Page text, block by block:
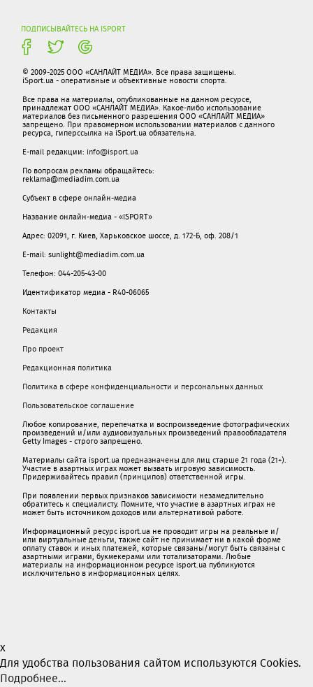
ПОДПИСЫВАЙТЕСЬ НА ISPORT
© 2009-2025 ООО «САНЛАЙТ МЕДИА». Все права защищены.
iSport.ua - оперативные и объективные новости спорта.
Все права на материалы, опубликованные на данном ресурсе,
принадлежат ООО «САНЛАЙТ МЕДИА». Какое-либо использование
материалов без письменного разрешения ООО «САНЛАЙТ МЕДИА»
запрещено. При правомерном использовании материалов с данного
ресурса, гиперссылка на iSport.ua обязательна.
E-mail редакции: info@isport.ua
По вопросам рекламы обращайтесь:
reklama@mediadim.com.ua
Субъект в сфере онлайн-медиа
Название онлайн-медиа - «ISPORT»
Адрес: 02091, г. Киев, Харьковское шоссе, д. 172-Б, оф. 208/1
E-mail: sunlight@mediadim.com.ua
Телефон: 044-205-43-00
Идентификатор медиа - R40-06065
Контакты
Редакция
Про проект
Редакционная политика
Политика в сфере конфиденциальности и персональных данных
Пользовательское соглашение
Любое копирование, перепечатка и воспроизведение фотографических
произведений и/или аудиовизуальных произведений правообладателя
Getty Images - строго запрещено.
Материалы сайта isport.ua предназначены для лиц старше 21 года (21+).
Участие в азартных играх может вызвать игровую зависимость.
Придерживайтесь правил (принципов) ответственной игры.
При появлении первых признаков зависимости незамедлительно
обратитесь к специалисту. Помните, что участие в азартных играх не
может быть источником доходов или альтернативой работе.
Информационный ресурс isport.ua не проводит игры на реальные и/
или виртуальные деньги, также сайт не принимает ни в какой форме
oплaту ставок и иных платежей, которые связаны/могут быть связаны c
азартными игрaми, букмекерами или тотализаторами. Любые
материалы на информационном ресурсе isport.ua публикуютcя
исключительно в информационных целях.
x
Для удобства пользования сайтом используются Cookies.
Подробнее...